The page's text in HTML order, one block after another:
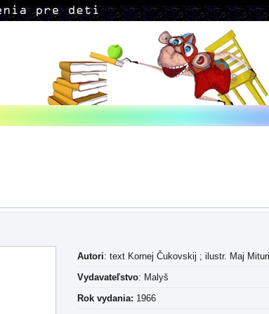
Autori: text Kornej Čukovskij ; ilustr. Maj
Vydavateľstvo: Malyš
Rok vydania: 1966